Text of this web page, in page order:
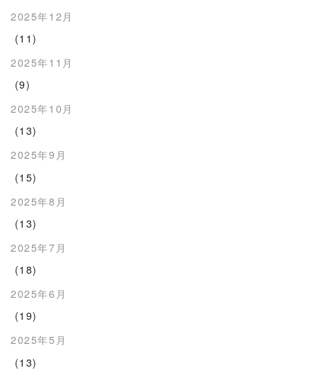
2025年12月
(11)
2025年11月
(9)
2025年10月
(13)
2025年9月
(15)
2025年8月
(13)
2025年7月
(18)
2025年6月
(19)
2025年5月
(13)